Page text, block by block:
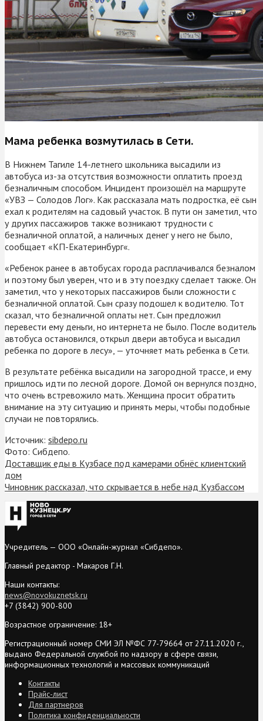
Мама ребенка возмутилась в Сети.
В Нижнем Тагиле 14-летнего школьника высадили из
автобуса из-за отсутствия возможности оплатить проезд
безналичным способом. Инцидент произошёл на маршруте
«УВЗ — Солодов Лог». Как рассказала мать подростка, её сын
ехал к родителям на садовый участок. В пути он заметил, что
у других пассажиров также возникают трудности с
безналичной оплатой, а наличных денег у него не было,
сообщает «КП-Екатеринбург«.
«Ребенок ранее в автобусах города расплачивался безналом
и поэтому был уверен, что и в эту поездку сделает также. Он
заметил, что у некоторых пассажиров были сложности с
безналичной оплатой. Сын сразу подошел к водителю. Тот
сказал, что безналичной оплаты нет. Сын предложил
перевести ему деньги, но интернета не было. После водитель
автобуса остановился, открыл двери автобуса и высадил
ребенка по дороге в лесу», — уточняет мать ребенка в Сети.
В результате ребёнка высадили на загородной трассе, и ему
пришлось идти по лесной дороге. Домой он вернулся поздно,
что очень встревожило мать. Женщина просит обратить
внимание на эту ситуацию и принять меры, чтобы подобные
случаи не повторялись.
Источник: sibdepo.ru
Фото: Сибдепо.
Доставщик еды в Кузбасе под камерами обнёс клиентский
дом
Чиновник рассказал, что скрывается в небе над Кузбассом
Учредитель — ООО «Онлайн-журнал «Сибдепо».
Главный редактор - Макаров Г.Н.
Наши контакты:
news@novokuznetsk.ru
+7 (3842) 900-800
Возрастное ограничение: 18+
Регистрационный номер СМИ ЭЛ №ФС 77-79664 от 27.11.2020 г.,
выдано Федеральной службой по надзору в сфере связи,
информационных технологий и массовых коммуникаций
Контакты
Прайс-лист
Для партнеров
Политика конфиденциальности